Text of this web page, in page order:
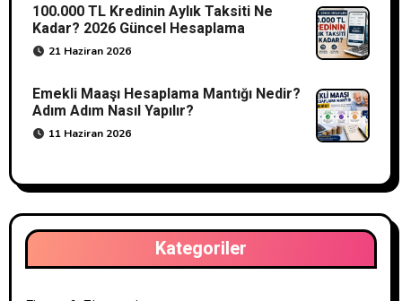
100.000 TL Kredinin Aylık Taksiti Ne
Kadar? 2026 Güncel Hesaplama
21 Haziran 2026
Emekli Maaşı Hesaplama Mantığı Nedir?
Adım Adım Nasıl Yapılır?
11 Haziran 2026
Kategoriler